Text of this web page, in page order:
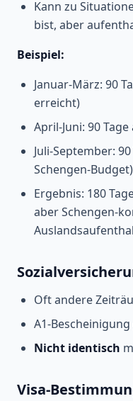
Kann zu
bist, aber
Beispiel:
Januar-März: 90
erreicht)
April-Juni: 90
Juli-September:
Schengen-Budget)
Ergebnis: 180
aber Schengen-
Oft andere
A1-
Nicht identisch
Visa-